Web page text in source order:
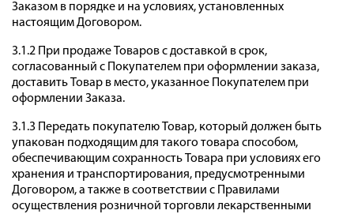
Заказом в порядке и на условиях, установленных
настоящим Договором.
3.1.2 При продаже Товаров с доставкой в срок,
согласованный с Покупателем при оформлении заказа,
доставить Товар в место, указанное Покупателем при
оформлении Заказа.
3.1.3 Передать покупателю Товар, который должен быть
упакован подходящим для такого товара способом,
обеспечивающим сохранность Товара при условиях его
хранения и транспортирования, предусмотренными
Договором, а также в соответствии с Правилами
осуществления розничной торговли лекарственными